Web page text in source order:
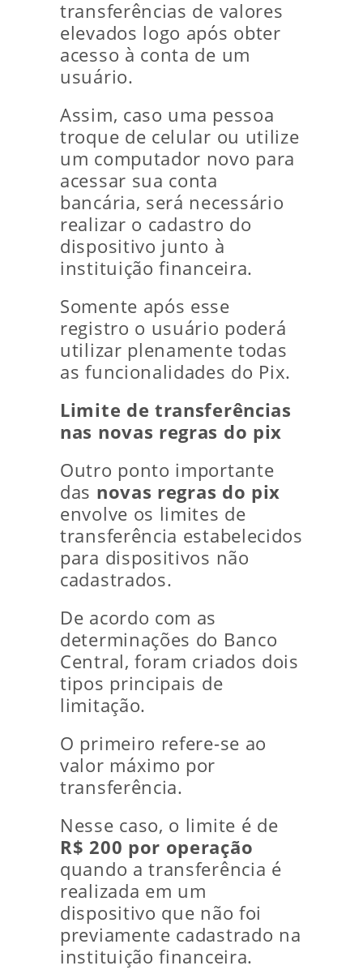
transferências de valores
elevados logo após obter
acesso à conta de um
usuário.
Assim, caso uma pessoa
troque de celular ou utilize
um computador novo para
acessar sua conta
bancária, será necessário
realizar o cadastro do
dispositivo junto à
instituição financeira.
Somente após esse
registro o usuário poderá
utilizar plenamente todas
as funcionalidades do Pix.
Limite de transferências
nas novas regras do pix
Outro ponto importante
das novas regras do pix
envolve os limites de
transferência estabelecidos
para dispositivos não
cadastrados.
De acordo com as
determinações do Banco
Central, foram criados dois
tipos principais de
limitação.
O primeiro refere-se ao
valor máximo por
transferência.
Nesse caso, o limite é de
R$ 200 por operação
quando a transferência é
realizada em um
dispositivo que não foi
previamente cadastrado na
instituição financeira.